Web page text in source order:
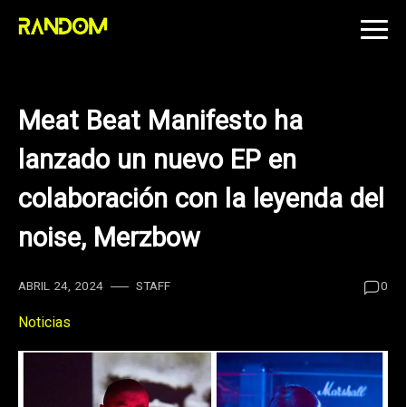
Skip
Meat Beat Manifesto ha
lanzado un nuevo EP en
colaboración con la leyenda del
noise, Merzbow
ABRIL 24, 2024 STAFF 0
Noticias